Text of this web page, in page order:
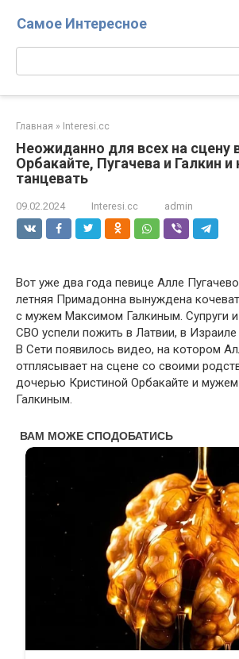
Самое Интересное
Поиск:
Главная » Interesi.cc
Неожиданно для всех на сцену
Орбакайте, Пугачева и Галкин и
танцевать
09.02.2024 Interesi.cc admin
Вот уже два года певице Алле
летняя Примадонна вынуждена
с мужем Максимом Галкиным. Супруги и
СВО успели пожить в Латвии, в Израиле
В Сети появилось видео, на котором
отплясывает на сцене со своими
дочерью Кристиной Орбакайте и
Галкиным.